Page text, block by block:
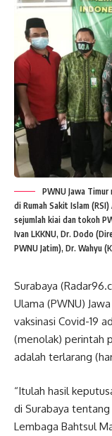
PWNU Jawa
di Rumah Sakit Islam
sejumlah kiai dan tokoh
Ivan LKKNU, Dr. Dodo
PWNU Jatim), Dr. Wahyu
Surabaya
Ulama (PWNU)
vaksinasi Covid-19
(menolak) perintah
adalah terlarang
“Itulah hasil
di Surabaya tentang
Lembaga Bahtsul